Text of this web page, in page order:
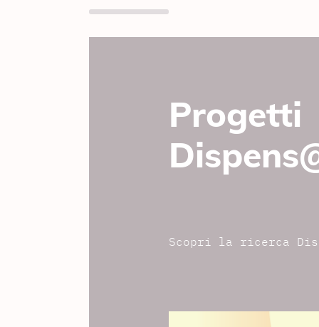
Progetti
Scopri la ricerca